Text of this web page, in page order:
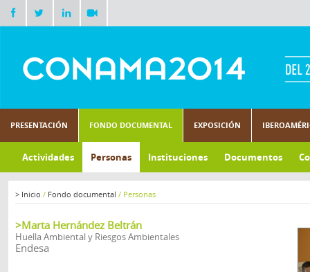
PRESENTACIÓN FONDO DOCUMENTAL EXPOSICIÓN
Actividades Personas Instituciones Documentos
> Inicio / Fondo documental / Personas
>Marta Hernández Beltrán
Huella Ambiental y Riesgos Ambientales
Endesa